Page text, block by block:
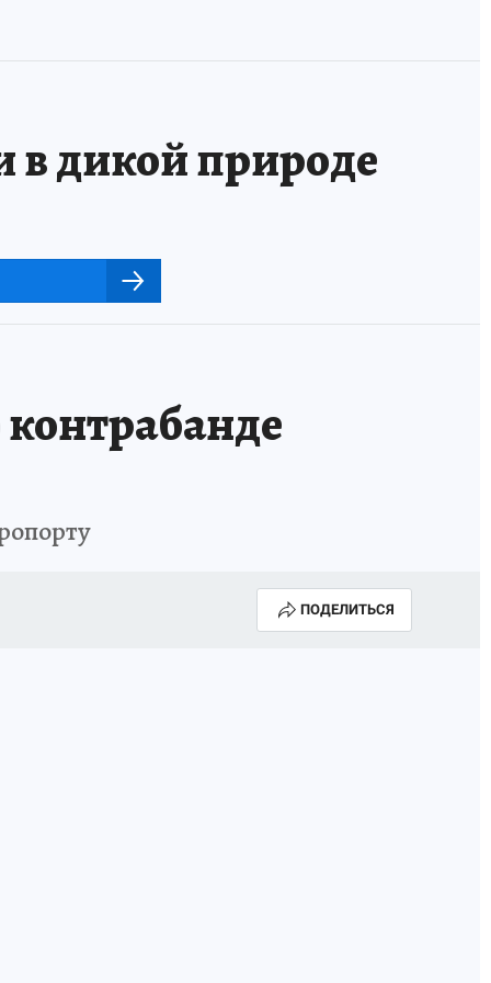
в дикой природе
ПОДЕЛИТЬСЯ